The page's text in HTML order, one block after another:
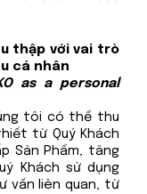
thập với vai trò
cá nhân
as a personal
tôi có thể thu
từ Quý Khách
Sản Phẩm, tăng
Khách sử dụng
vấn liên quan, từ